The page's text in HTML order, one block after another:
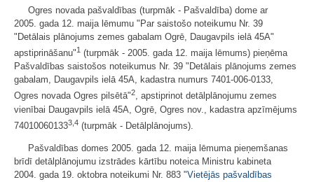
Ogres novada pašvaldības (turpmāk - Pašvaldība) dome ar
2005. gada 12. maija lēmumu "Par saistošo noteikumu Nr. 39
"Detālais plānojums zemes gabalam Ogrē, Daugavpils ielā 45A"
apstiprināšanu"1 (turpmāk - 2005. gada 12. maija lēmums) pieņēma
Pašvaldības saistošos noteikumus Nr. 39 "Detālais plānojums zemes
gabalam, Daugavpils ielā 45A, kadastra numurs 7401-006-0133,
Ogres novada Ogres pilsētā"2, apstiprinot detālplānojumu zemes
vienībai Daugavpils ielā 45A, Ogrē, Ogres nov., kadastra apzīmējums
740100601333,4 (turpmāk - Detālplānojums).
Pašvaldības domes 2005. gada 12. maija lēmuma pieņemšanas
brīdī detālplānojumu izstrādes kārtību noteica Ministru kabineta
2004. gada 19. oktobra noteikumi Nr. 883 "Vietējās pašvaldības